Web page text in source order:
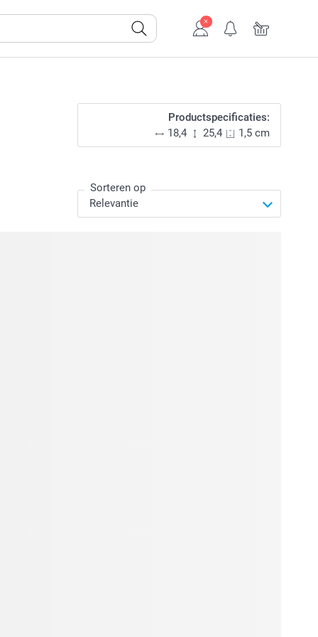
Productspecificaties:
18,4
25,4 1,5 cm
Sorteren op